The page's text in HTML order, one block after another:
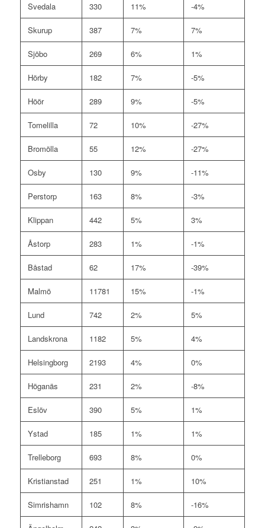
Svedala 330 11% -4%
Skurup 387 7% 7%
Sjöbo 269 6% 1%
Hörby 182 7% -5%
Höör 289 9% -5%
Tomelilla 72 10% -27%
Bromölla 55 12% -27%
Osby 130 9% -11%
Perstorp 163 8% -3%
Klippan 442 5% 3%
Åstorp 283 1% -1%
Båstad 62 17% -39%
Malmö 11781 15% -1%
Lund 742 2% 5%
Landskrona 1182 5% 4%
Helsingborg 2193 4% 0%
Höganäs 231 2% -8%
Eslöv 390 5% 1%
Ystad 185 1% 1%
Trelleborg 693 8% 0%
Kristianstad 251 1% 10%
Simrishamn 102 8% -16%